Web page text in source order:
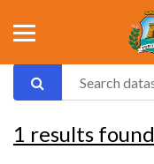
1 results found